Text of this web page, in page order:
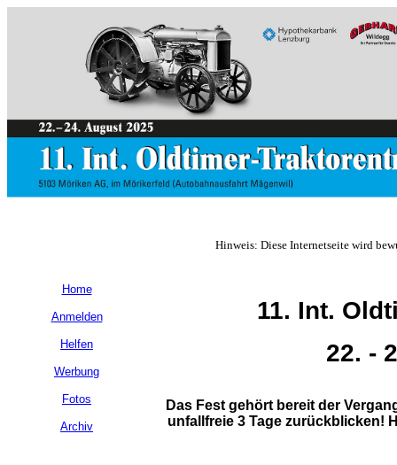
Home
Anmelden
Helfen
Werbung
Fotos
Archiv
Hinweis: Diese Internetseite wird
11. Int.
22. -
Das Fest gehört bereit der
unfallfreie 3 Tage zurückblicken!